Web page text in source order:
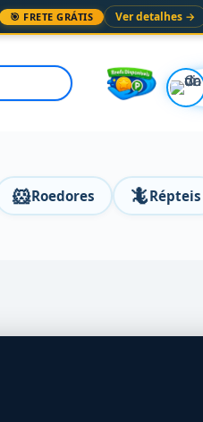
🎯 FRETE GRÁTIS Ver detalhes →
🐹Roedores 🦎Répteis